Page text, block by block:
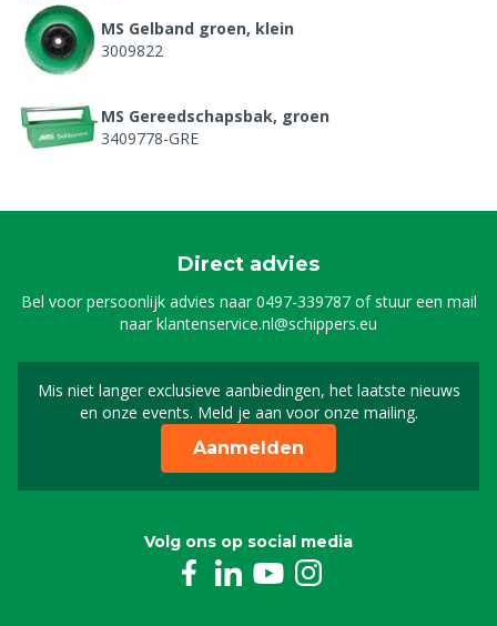
MS Gelband groen, klein
3009822
MS Gereedschapsbak, groen
3409778-GRE
Wieldop rvs tbv sproeiwagen/scippy
8803717
8803718
Zwenkwiel 10 cm
8803725
Biggenkrat dicht, 80L
Direct advies
Bel voor persoonlijk advies naar0497-339787of stuur een mail
naarklantenservice.nl@schippers.eu
Mis niet langer exclusieve aanbiedingen, het laatste nieuws
en onze events. Meld je aan voor onze mailing.
Schrijf je in voor onze
Aanmelden
Volg ons op social media